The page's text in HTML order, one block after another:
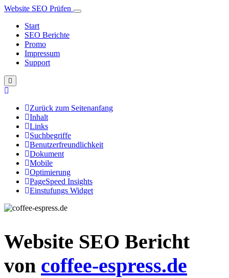
Website SEO Prüfen
Start
SEO Berichte
Promo
Impressum
Support
Zurück zum Seitenanfang
Inhalt
Links
Suchbegriffe
Benutzerfreundlichkeit
Dokument
Mobile
Optimierung
PageSpeed Insights
Einstufungs Widget
Website SEO Bericht
von coffee-espress.de